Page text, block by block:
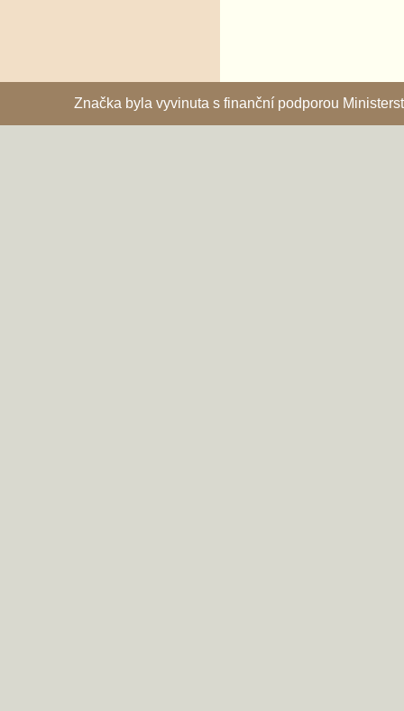
Značka byla vyvinuta s finanční podporou